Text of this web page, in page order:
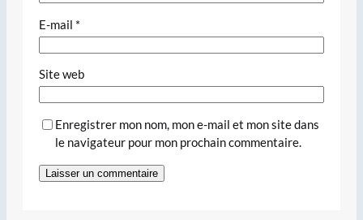
E-mail *
Site web
Enregistrer mon nom, mon e-mail et mon site dans
le navigateur pour mon prochain commentaire.